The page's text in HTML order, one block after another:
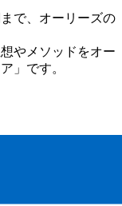
で、オーリーズの
やメソッドをオー
」 です。